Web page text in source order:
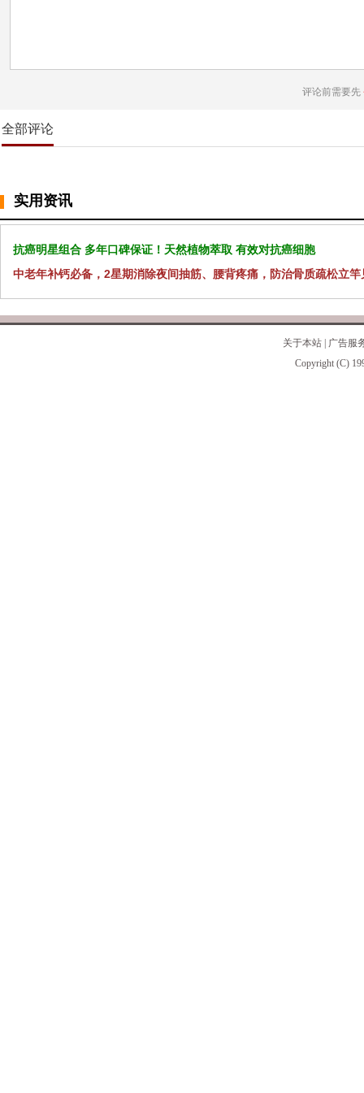
评论前需要先
全部评论
实用资讯
抗癌明星组合 多年口碑保证！天然植物萃取 有效对抗癌细胞
中老年补钙必备，2星期消除夜间抽筋、腰背疼痛，防治骨质疏松立竿
关于本站
广告服
Copyright (C)